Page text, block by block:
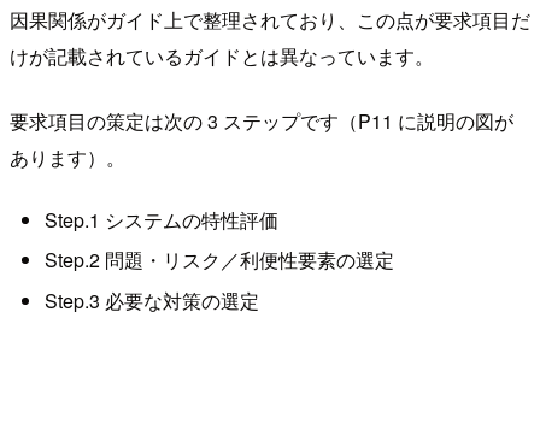
因果関係がガイド上で整理されており、この点が要求項目だ
けが記載されているガイドとは異なっています。
要求項目の策定は次の 3 ステップです（P11 に説明の図が
あります）。
Step.1 システムの特性評価
Step.2 問題・リスク／利便性要素の選定
Step.3 必要な対策の選定